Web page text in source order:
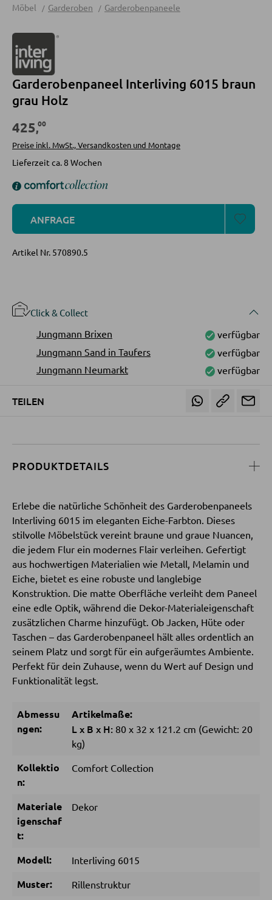
Sofas
Schlafsofas
KOMMODEN UND SIDEBOARDS
Sideboards
Highboards
Lowboards
Wandregale
Vitrinen
WOHNZIMMERTISCHE
Couchtische
Beistelltische
SESSEL
Polstersessel
Relaxsessel
Ohrensessel
HOCKER
Sitzhocker
Poufs
SCHLAFEN
Möbel Garderoben Garderobenpaneele
Garderobenpaneel Interliving 6015 braun
grau Holz
425,00
Preise inkl. MwSt., Versandkosten und Montage
Lieferzeit ca. 8 Wochen
ANFRAGE
Artikel Nr. 570890.5
Click & Collect
Jungmann Brixen
verfügbar
Jungmann Sand in Taufers
verfügbar
Jungmann Neumarkt
verfügbar
TEILEN
PRODUKTDETAILS
Erlebe die natürliche Schönheit des Garderobenpaneels
Interliving 6015 im eleganten Eiche-Farbton. Dieses
stilvolle Möbelstück vereint braune und graue Nuancen,
die jedem Flur ein modernes Flair verleihen. Gefertigt
aus hochwertigen Materialien wie Metall, Melamin und
Eiche, bietet es eine robuste und langlebige
Konstruktion. Die matte Oberfläche verleiht dem Paneel
eine edle Optik, während die Dekor-Materialeigenschaft
zusätzlichen Charme hinzufügt. Ob Jacken, Hüte oder
Taschen – das Garderobenpaneel hält alles ordentlich an
seinem Platz und sorgt für ein aufgeräumtes Ambiente.
Perfekt für dein Zuhause, wenn du Wert auf Design und
Funktionalität legst.
Abmessu
ngen:
Artikelmaße:
Lx B x H: 80 x 32 x 121.2 cm (Gewicht: 20
kg)
Kollektio
n:
Comfort Collection
Materiale
igenschaf
t:
Dekor
Modell: Interliving 6015
Muster: Rillenstruktur